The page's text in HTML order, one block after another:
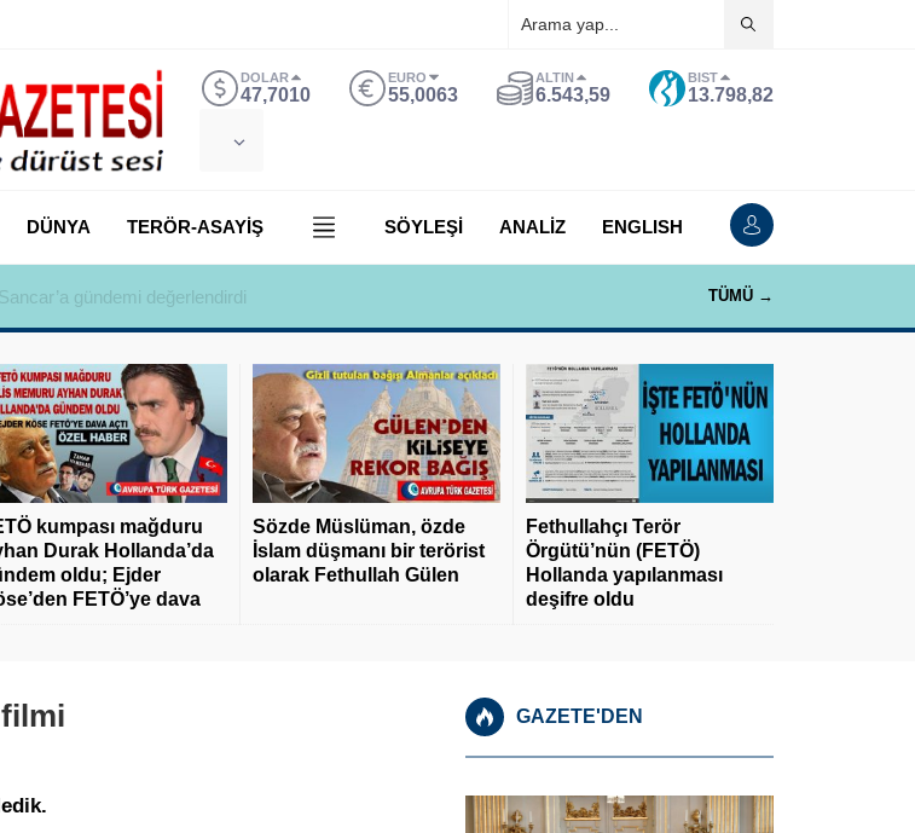
DOLAR
47,7010
EURO
55,0063
ALTIN
6.543,59
BIST
13.798,82
DÜNYA TERÖR-ASAYİŞ SÖYLEŞİ ANALİZ ENGLISH
gündemi değerlendirdi TÜMÜ →
kumpası mağduru
Durak Hollanda’da
oldu; Ejder
FETÖ’ye dava
Sözde Müslüman, özde
İslam düşmanı bir terörist
olarak Fethullah Gülen
Fethullahçı Terör
Örgütü’nün (FETÖ)
Hollanda yapılanması
deşifre oldu
GAZETE'DEN